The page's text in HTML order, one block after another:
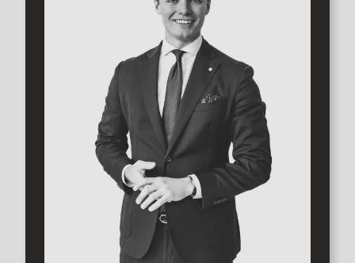
takrenovering och fönsterbyte. Föreningen levererar
positiva resultat. Från porten och inom radien av 400m
hittar du både ICA-butik, kiosk, restauranger och goda
bussförbindelser. Kort summerat en optimal enrummare
Mer information på www.3etage.se
Välkommen på visning med fastighetsmäklare Alexander